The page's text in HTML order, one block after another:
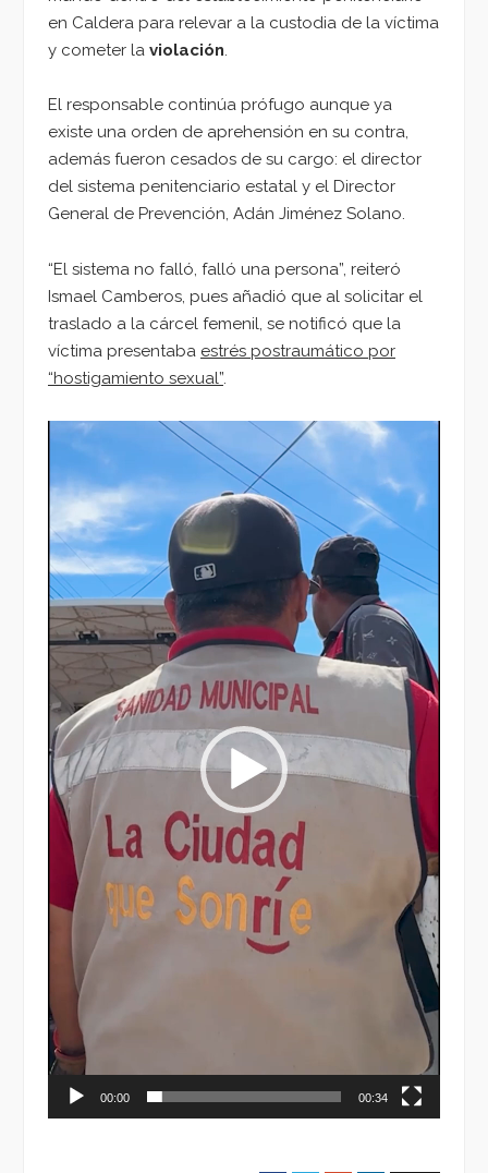
en Caldera para relevar a la custodia de la víctima
y cometer la violación
El responsable continúa prófugo aunque ya
existe una orden de aprehensión en su contra,
además fueron cesados de su cargo: el director
del sistema penitenciario estatal y el Director
General de Prevención, Adán Jiménez Solano.
“El sistema no falló, falló una persona”, reiteró
Ismael Camberos, pues añadió que al solicitar el
traslado a la cárcel femenil, se notificó que la
víctima presentaba estrés postraumático por
“hostigamiento sexual”.
Reproductor
vídeo
00:00 00:34